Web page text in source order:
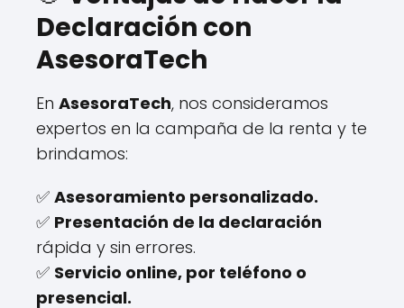
Declaración con
AsesoraTech
En AsesoraTech, nos consideramos
expertos en la campaña de la renta y te
brindamos:
✅ Asesoramiento personalizado.
✅ Presentación de la declaración
rápida y sin errores.
✅ Servicio online, por teléfono o
presencial.